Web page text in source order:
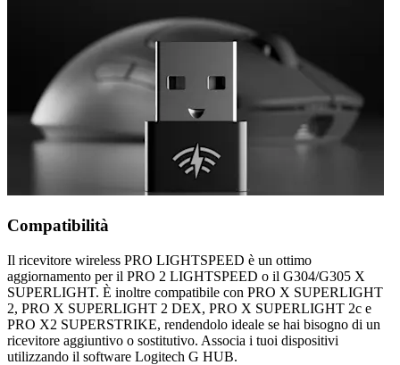
Compatibilità
Il ricevitore wireless PRO LIGHTSPEED è un ottimo
aggiornamento per il PRO 2 LIGHTSPEED o il G304/G305 X
SUPERLIGHT. È inoltre compatibile con PRO X SUPERLIGHT
2, PRO X SUPERLIGHT 2 DEX, PRO X SUPERLIGHT 2c e
PRO X2 SUPERSTRIKE, rendendolo ideale se hai bisogno di un
ricevitore aggiuntivo o sostitutivo. Associa i tuoi dispositivi
utilizzando il software Logitech G HUB.